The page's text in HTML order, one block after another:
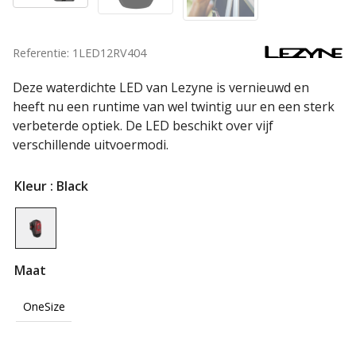
Referentie: 1LED12RV404
Deze waterdichte LED van Lezyne is vernieuwd en
heeft nu een runtime van wel twintig uur en een sterk
verbeterde optiek. De LED beschikt over vijf
verschillende uitvoermodi.
Kleur : Black
Maat
OneSize